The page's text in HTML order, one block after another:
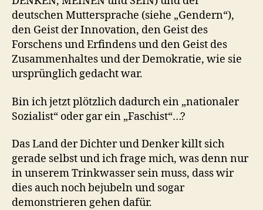
deutschen Muttersprache (siehe „Gendern“),
den Geist der Innovation, den Geist des
Forschens und Erfindens und den Geist des
Zusammenhaltes und der Demokratie, wie sie
ursprünglich gedacht war.
Bin ich jetzt plötzlich dadurch ein „nationaler
Sozialist“ oder gar ein „Faschist“…?
Das Land der Dichter und Denker killt sich
gerade selbst und ich frage mich, was denn nur
in unserem Trinkwasser sein muss, dass wir
dies auch noch bejubeln und sogar
demonstrieren gehen dafür.